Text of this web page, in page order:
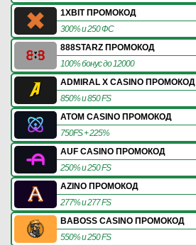
1XBIT ПРОМОКОД
300% и 250 ФС
888STARZ ПРОМОКОД
100% бонус до 12000
ADMIRAL X CASINO ПРОМОКОД
850% и 850 FS
ATOM CASINO ПРОМОКОД
750FS + 225%
AUF CASINO ПРОМОКОД
250% и 250 FS
AZINO ПРОМОКОД
277% и 277 FS
BABOSS CASINO ПРОМОКОД
550% и 250 FS